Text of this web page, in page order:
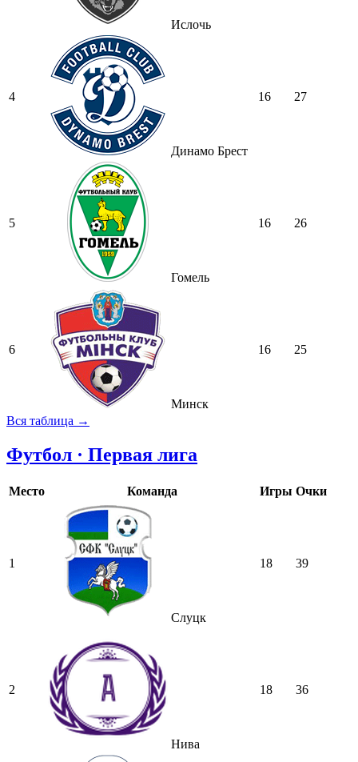
Ислочь
4
Динамо Брест
16 27
5
Гомель
16 26
6
Минск
16 25
Вся таблица →
Футбол · Первая лига
Место Команда Игры Очки
1
Слуцк
18 39
2
Нива
18 36